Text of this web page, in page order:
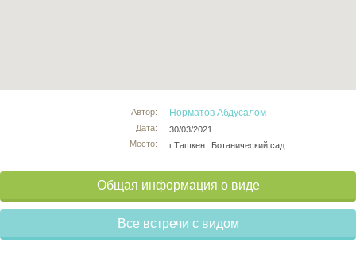
Автор:
Дата:
Место:
Норматов Абдусалом
30/03/2021
г.Ташкент Ботанический сад
Общая информация о виде
Все встречи с видом